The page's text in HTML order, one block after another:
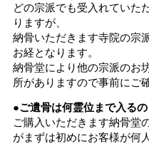
どの宗派でも受入れていた
りますが、
納骨いただきます寺院の宗
お経となります。
納骨堂により他の宗派のお
所がありますので事前にご
●ご遺骨は何霊位まで入るの
ご購入いただきます納骨堂
がまずは初めにお客様が何